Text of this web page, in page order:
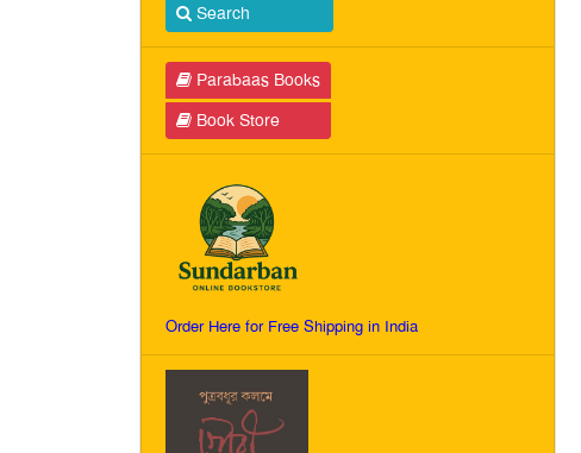
Search
Parabaas Books
Book Store
Order Here for Free Shipping in India